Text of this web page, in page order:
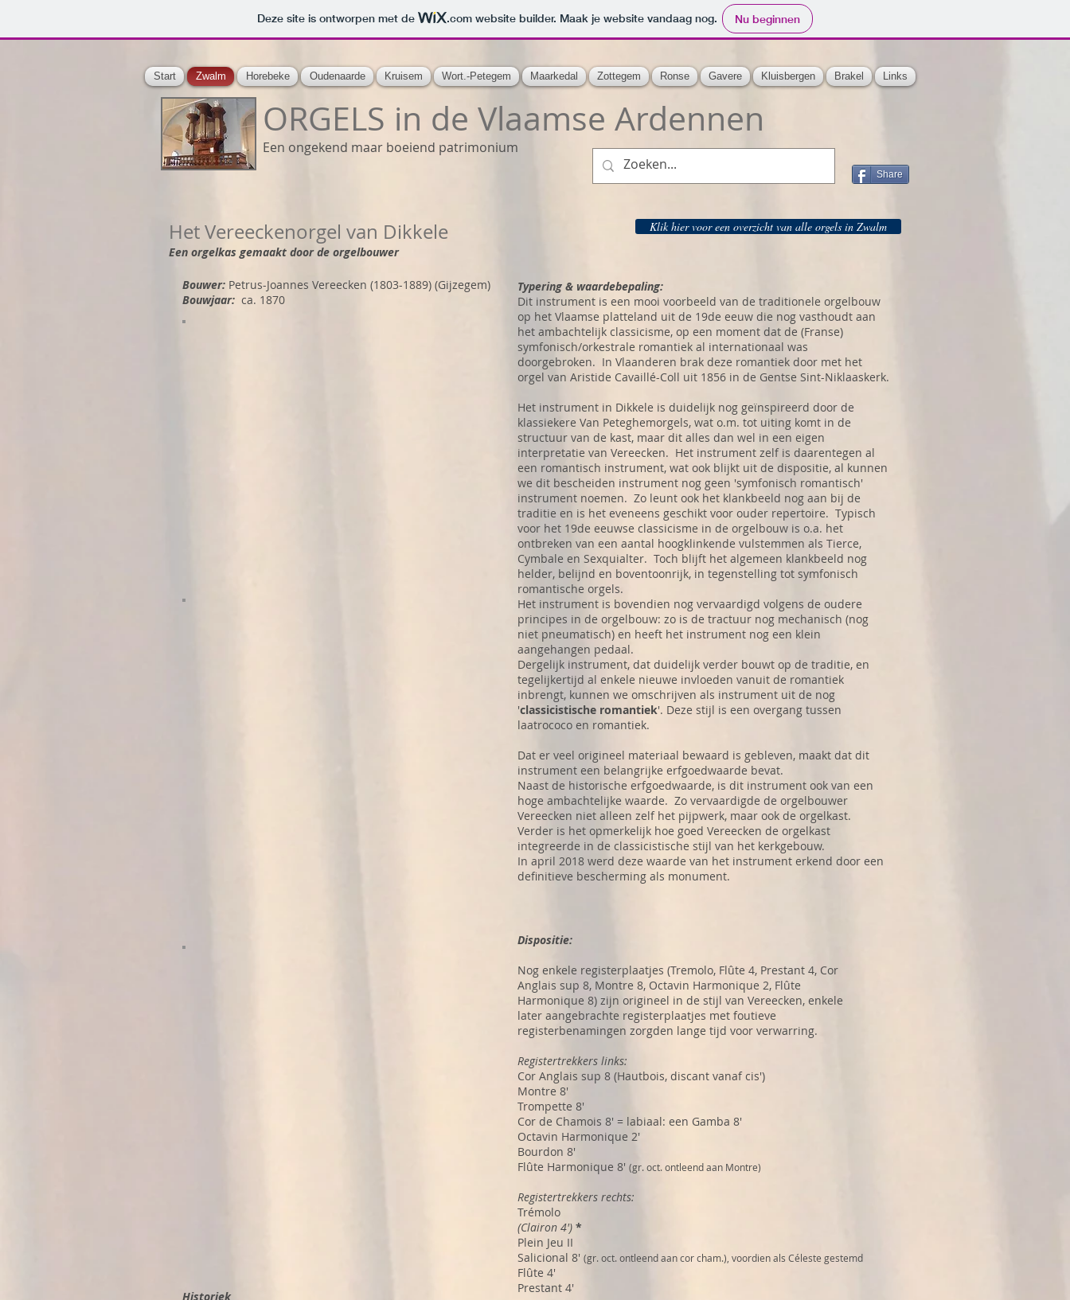
Deze site is ontworpen met de .com website builder. Maak je website vandaag nog. Nu beginnen
Start Zwalm Horebeke Oudenaarde Kruisem Wort.-Petegem Maarkedal Zottegem Ronse Gavere Kluisbergen Brakel Links
ORGELS in de Vlaamse Ardennen
Een ongekend maar boeiend patrimonium
Share
Het Vereeckenorgel van Dikkele
Een orgelkas gemaakt door de orgelbouwer
Klik hier voor een overzicht van alle orgels in Zwalm
Bouwer: Petrus-Joannes Vereecken (1803-1889) (Gijzegem)
Bouwjaar: ca. 1870
Historiek
Typering & waardebepaling:
Dit instrument is een mooi voorbeeld van de traditionele orgelbouw
op het Vlaamse platteland uit de 19de eeuw die nog vasthoudt aan
het ambachtelijk classicisme, op een moment dat de (Franse)
symfonisch/orkestrale romantiek al internationaal was
doorgebroken. In Vlaanderen brak deze romantiek door met het
orgel van Aristide Cavaillé-Coll uit 1856 in de Gentse Sint-Niklaaskerk.
Het instrument in Dikkele is duidelijk nog geïnspireerd door de
klassiekere Van Peteghemorgels, wat o.m. tot uiting komt in de
structuur van de kast, maar dit alles dan wel in een eigen
interpretatie van Vereecken. Het instrument zelf is daarentegen al
een romantisch instrument, wat ook blijkt uit de dispositie, al kunnen
we dit bescheiden instrument nog geen 'symfonisch romantisch'
instrument noemen. Zo leunt ook het klankbeeld nog aan bij de
traditie en is het eveneens geschikt voor ouder repertoire. Typisch
voor het 19de eeuwse classicisme in de orgelbouw is o.a. het
ontbreken van een aantal hoogklinkende vulstemmen als Tierce,
Cymbale en Sexquialter. Toch blijft het algemeen klankbeeld nog
helder, belijnd en boventoonrijk, in tegenstelling tot symfonisch
romantische orgels.
Het instrument is bovendien nog vervaardigd volgens de oudere
principes in de orgelbouw: zo is de tractuur nog mechanisch (nog
niet pneumatisch) en heeft het instrument nog een klein
aangehangen pedaal.
Dergelijk instrument, dat duidelijk verder bouwt op de traditie, en
tegelijkertijd al enkele nieuwe invloeden vanuit de romantiek
inbrengt, kunnen we omschrijven als instrument uit de nog
'classicistische romantiek'. Deze stijl is een overgang tussen
laatrococo en romantiek.
Dat er veel origineel materiaal bewaard is gebleven, maakt dat dit
instrument een belangrijke erfgoedwaarde bevat.
Naast de historische erfgoedwaarde, is dit instrument ook van een
hoge ambachtelijke waarde. Zo vervaardigde de orgelbouwer
Vereecken niet alleen zelf het pijpwerk, maar ook de orgelkast.
Verder is het opmerkelijk hoe goed Vereecken de orgelkast
integreerde in de classicistische stijl van het kerkgebouw.
In april 2018 werd deze waarde van het instrument erkend door een
definitieve bescherming als monument.
Dispositie:
Nog enkele registerplaatjes (Tremolo, Flûte 4, Prestant 4, Cor
Anglais sup 8, Montre 8, Octavin Harmonique 2, Flûte
Harmonique 8) zijn origineel in de stijl van Vereecken, enkele
later aangebrachte registerplaatjes met foutieve
registerbenamingen zorgden lange tijd voor verwarring.
Registertrekkers links:
Cor Anglais sup 8 (Hautbois, discant vanaf cis')
Montre 8'
Trompette 8'
Cor de Chamois 8' = labiaal: een Gamba 8'
Octavin Harmonique 2'
Bourdon 8'
Flûte Harmonique 8' (gr. oct. ontleend aan Montre)
Registertrekkers rechts:
Trémolo
(Clairon 4') *
Plein Jeu II
Salicional 8' (gr. oct. ontleend aan cor cham.) , voordien als Céleste gestemd
Flûte 4'
Prestant 4'